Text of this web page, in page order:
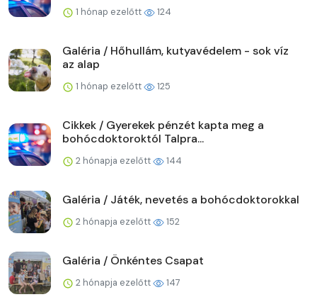
1 hónap ezelőtt 124
Galéria / Hőhullám, kutyavédelem - sok víz
az alap
1 hónap ezelőtt 125
Cikkek / Gyerekek pénzét kapta meg a
bohócdoktoroktól Talpra...
2 hónapja ezelőtt 144
Galéria / Játék, nevetés a bohócdoktorokkal
2 hónapja ezelőtt 152
Galéria / Önkéntes Csapat
2 hónapja ezelőtt 147